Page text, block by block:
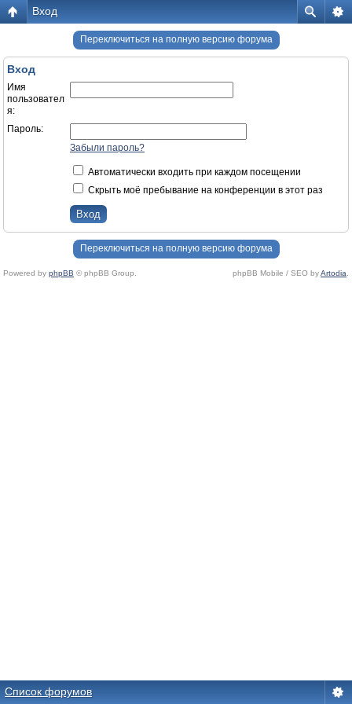
Вход
Переключиться на полную версию форума
Вход
Имя
пользовател
я:
Пароль:
Забыли пароль?
Автоматически входить при каждом посещении
Скрыть моё пребывание на конференции в этот раз
Переключиться на полную версию форума
Powered by phpBB © phpBB Group. phpBB Mobile / SEO byArtodia
Список форумов